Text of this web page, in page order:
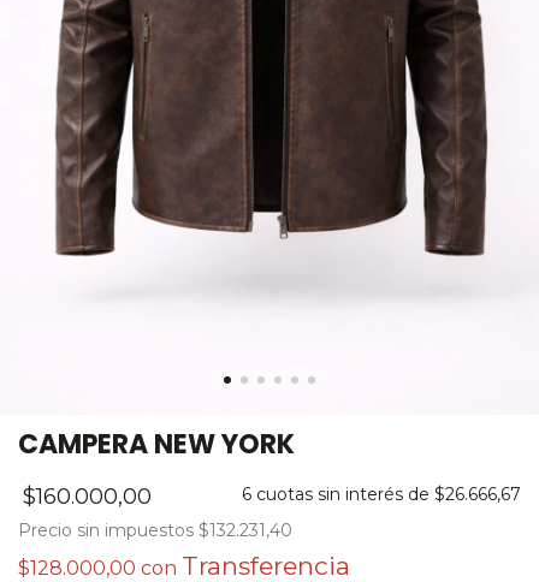
CAMPERA NEW YORK
$160.000,00 6 cuotas sin interés de $26.666,67
Precio sin impuestos $132.231,40
$128.000,00 con